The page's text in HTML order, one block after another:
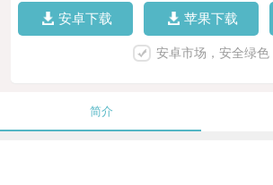
安卓下载 苹果下载
安卓市场，安全绿色
简介